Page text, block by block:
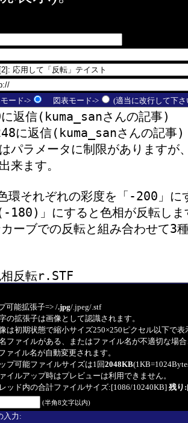
ード->
図表モード-> (適当に改行して下
可能拡張子=> /.jpg/.jpeg/.stf
の拡張子は画像として認識されます。
は初期状態で縮小サイズ250×250ピクセル以下で表
ファイルがある、またはファイル名が不適切な場
イル名が自動変更されます。
プ可能ファイルサイズは1回2048KB
イルアップ時はプレビューは利用できません。
ッド内の合計ファイルサイズ:[1086/10240KB] 残り
(半角8文字以内)
入力: